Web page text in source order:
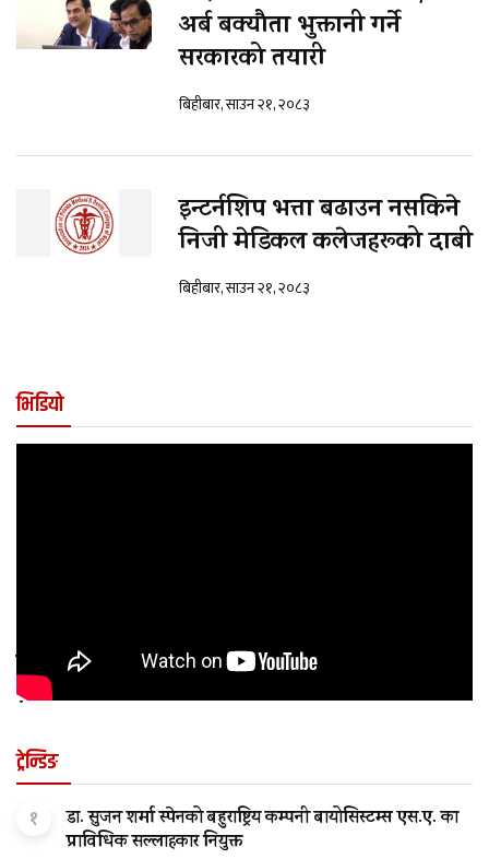
अर्ब बक्यौता भुक्तानी गर्ने
सरकारको तयारी
बिहीबार, साउन २१, २०८३
इन्टर्नशिप भत्ता बढाउन नसकिने
निजी मेडिकल कलेजहरूको दाबी
बिहीबार, साउन २१, २०८३
भिडियो
कुन अवस्थामा बच्चालाई शल्यक्रिया आवश्यक पर्छ
?
ट्रेन्डिङ
१
डा. सुजन शर्मा स्पेनको बहुराष्ट्रिय कम्पनी बायोसिस्टम्स एस.ए. का
प्राविधिक सल्लाहकार नियुक्त